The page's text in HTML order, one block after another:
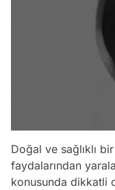
Doğal ve sağlıklı
faydalarından
konusunda dikkatli